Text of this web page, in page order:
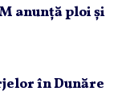
anunţă ploi şi
în Dunăre